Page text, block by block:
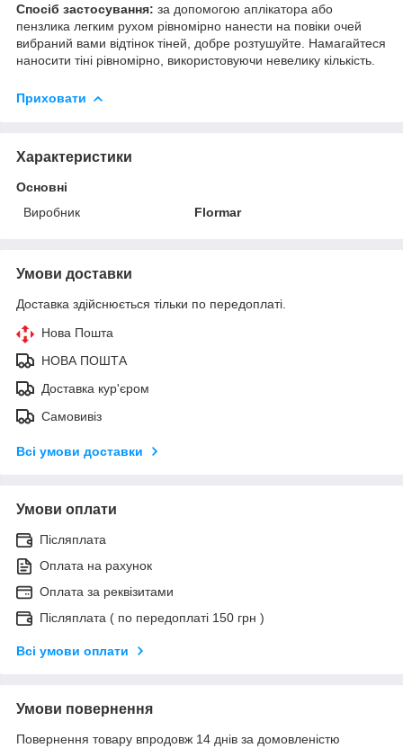
Спосіб застосування: за допомогою аплікатора або
пензлика легким рухом рівномірно нанести на повіки очей
вибраний вами відтінок тіней, добре розтушуйте. Намагайтеся
наносити тіні рівномірно, використовуючи невелику кількість.
Приховати
Характеристики
Основні
Виробник
Flormar
Умови доставки
Доставка здійснюється тільки по передоплаті.
Нова Пошта
НОВА ПОШТА
Доставка кур'єром
Самовивіз
Всі умови доставки
Умови оплати
Післяплата
Оплата на рахунок
Оплата за реквізитами
Післяплата ( по передоплаті 150 грн )
Всі умови оплати
Умови повернення
Повернення товару впродовж 14 днів за домовленістю